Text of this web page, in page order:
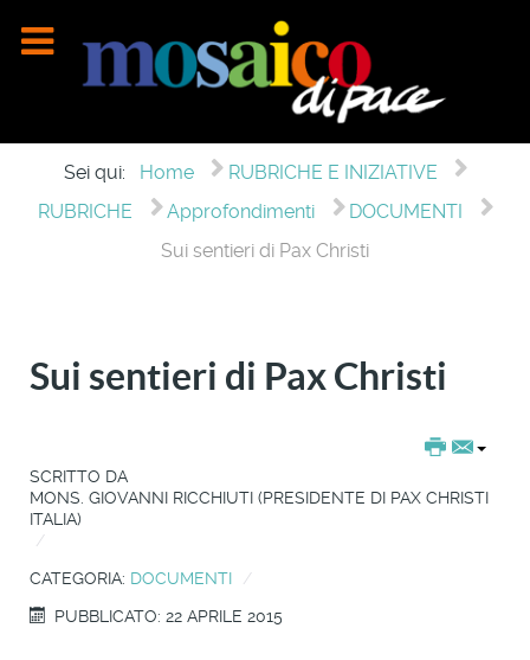
Sei qui: Home
RUBRICHE E INIZIATIVE
RUBRICHE
Approfondimenti
DOCUMENTI
Sui sentieri di Pax Christi
Sui sentieri di Pax Christi
SCRITTO DA
MONS. GIOVANNI RICCHIUTI (PRESIDENTE DI PAX CHRISTI
ITALIA)
CATEGORIA: DOCUMENTI
PUBBLICATO: 22 APRILE 2015